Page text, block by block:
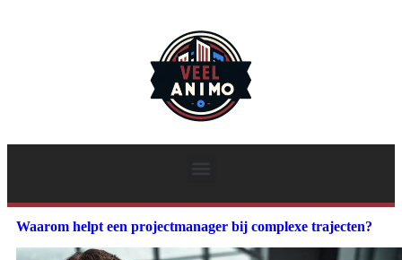
Waarom helpt een projectmanager bij complexe trajecten?